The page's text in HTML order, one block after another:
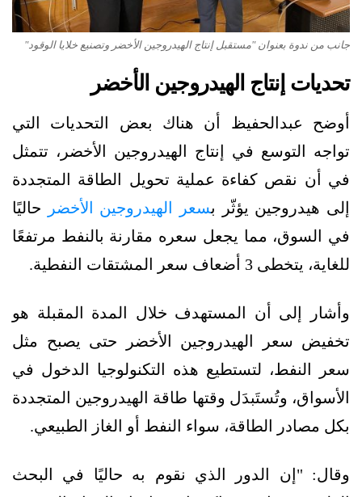
جانب من ندوة بعنوان "مستقبل إنتاج الهيدروجين الأخضر وتصنيع خلايا الوقود"
تحديات إنتاج الهيدروجين الأخضر
أوضح عبدالحفيظ أن هناك بعض التحديات التي
تواجه التوسع في إنتاج الهيدروجين الأخضر، تتمثل
في أن نقص كفاءة عملية تحويل الطاقة المتجددة
إلى هيدروجين يؤثّر بسعر الهيدروجين الأخضر
حاليًا
في السوق، مما يجعل سعره مقارنة بالنفط مرتفعًا
للغاية، يتخطى 3 أضعاف سعر المشتقات النفطية.
وأشار إلى أن المستهدف خلال المدة المقبلة هو
تخفيض سعر الهيدروجين الأخضر حتى يصبح مثل
سعر النفط، لتستطيع هذه التكنولوجيا الدخول في
الأسواق، وتُستَبدَل وقتها طاقة الهيدروجين المتجددة
بكل مصادر الطاقة، سواء النفط أو الغاز الطبيعي.
وقال: "إن الدور الذي نقوم به حاليًا في البحث